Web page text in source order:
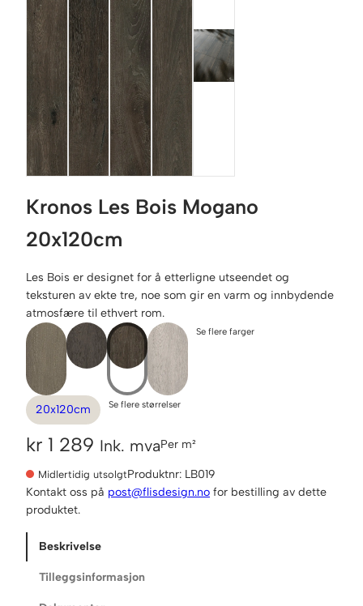
Kronos Les Bois Mogano
20x120cm
Les Bois er designet for å etterligne utseendet og
teksturen av ekte tre, noe som gir en varm og innbydende
atmosfære til ethvert rom.
Se flere farger
20x120cm Se flere størrelser
kr 1 289 Ink. mvaPer m²
Midlertidig utsolgtProduktnr: LB019
Kontakt oss på post@flisdesign.no for bestilling av dette
produktet.
Beskrivelse
Tilleggsinformasjon